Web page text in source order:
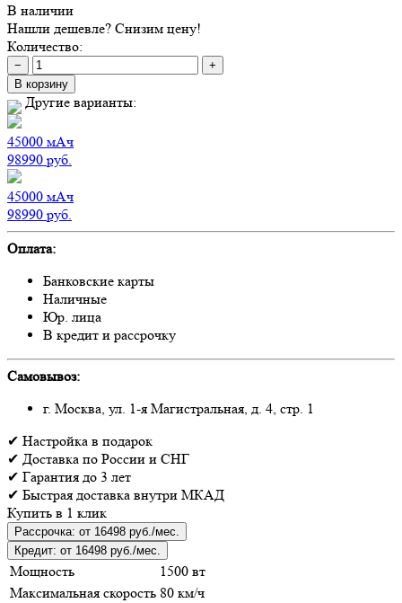
В наличии
Нашли дешевле? Снизим цену!
Количество:
−
+
В корзину
Другие варианты:
45000 мАч
98990 руб.
45000 мАч
98990 руб.
Оплата:
Банковские карты
Наличные
Юр. лица
В кредит и рассрочку
Самовывоз:
г. Москва, ул. 1-я Магистральная, д. 4, стр. 1
✔ Настройка в подарок
✔ Доставка по России и СНГ
✔ Гарантия до 3 лет
✔ Быстрая доставка внутри МКАД
Купить в 1 клик
Рассрочка: от 16498 руб./мес.
Кредит: от 16498 руб./мес.
Мощность
1500 вт
Максимальная скорость 80 км/ч